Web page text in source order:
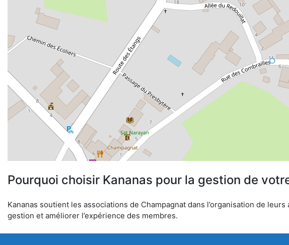
Pourquoi choisir Kananas pour la gestion de
Kananas soutient les associations de Champagnat dans l’organisation de
gestion et améliorer l’expérience des membres.